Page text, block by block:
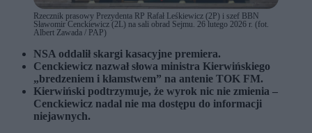
Rzecznik prasowy Prezydenta RP Rafał Leśkiewicz (2P) i szef BBN
Sławomir Cenckiewicz (2L) na sali obrad Sejmu. 26 lutego 2026 r. (fot.
Albert Zawada / PAP)
NSA oddalił skargi kasacyjne premiera.
Cenckiewicz nazwał słowa ministra Kierwińskiego
„bredzeniem i kłamstwem” na antenie TOK FM.
Kierwiński podtrzymuje, że wyrok nic nie zmienia –
Cenckiewicz nadal nie ma dostępu do informacji
niejawnych.